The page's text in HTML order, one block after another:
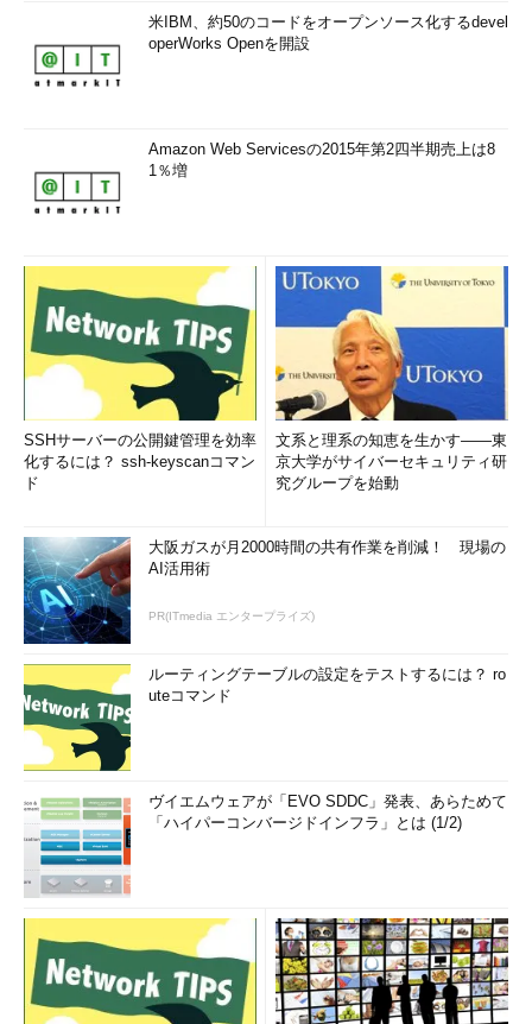
ローカル・ドライブ利用時に表示される警告
前述のとおり、リモート・デスクトップからロー
カル・ドライブを利用できるようにすることはセ
キュリティ上の危険があるため、このような警告
が表示される。
（1）ローカル・ドライブの利用を許可する場合
は、このチェック・ボックスをオンにする。
（2）次回の接続時から警告を表示させないよ
うにするには、このチェック・ボックスをオンに
する。ただし、ローカル・ドライブだけでなく、
資格情報やほかのリソースの利用に関する警告に
は、このボタンをクリックする。
●リモート・デスクトップからローカル・ドライブにアクセスす
る方法
リモート・コンピュータのデスクトップが表示されたら、
Windowsエクスプローラでローカル・ドライブにアクセスできる
ことを確認しよう。各ローカル・ドライブは以下の画面のよう
に、［マイ コンピュータ］の「
<ローカル・コンピュータ上でのドライブ名>」という名称で表
示される。
米IBM、約50のコードをオープンソース化するdevel
operWorks Openを開設
Amazon Web Servicesの2015年第2四半期売上は8
1％増
SSHサーバーの公開鍵管理を効率
化するには？ ssh-keyscanコマン
ド
文系と理系の知恵を生かす――東
京大学がサイバーセキュリティ研
究グループを始動
大阪ガスが月2000時間の共有作業を削減！ 現場の
AI活用術
PR(ITmedia エンタープライズ)
ルーティングテーブルの設定をテストするには？ ro
uteコマンド
ヴイエムウェアが「EVO SDDC」発表、あらためて
「ハイパーコンバージドインフラ」とは (1/2)